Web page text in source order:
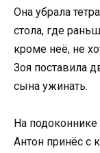
Она убрала
стола, где
кроме неё, не
Зоя поставила
сына ужинать.
На подоконнике
Антон принёс с